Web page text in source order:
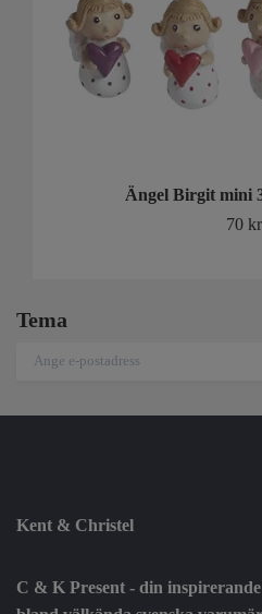
Tema
Ängel Birgit mini
70 kr
Kent & Christel
C & K Present - din